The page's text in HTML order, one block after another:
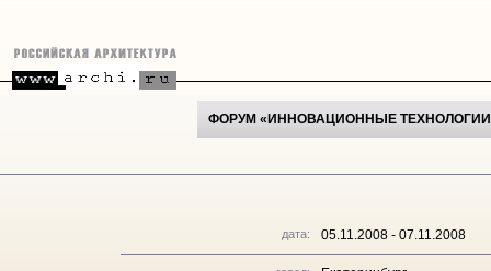
ФОРУМ «ИННОВАЦИОННЫЕ
дата: 05.11.2008 - 07.11.2008